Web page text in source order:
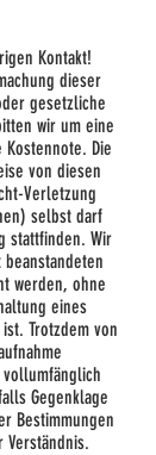
Kontakt!
dieser
gesetzliche
wir um eine
Die
von diesen
Verletzung
selbst darf
stattfinden. Wir
werden, ohne
eines
Trotzdem von
Gegenklage
Bestimmungen